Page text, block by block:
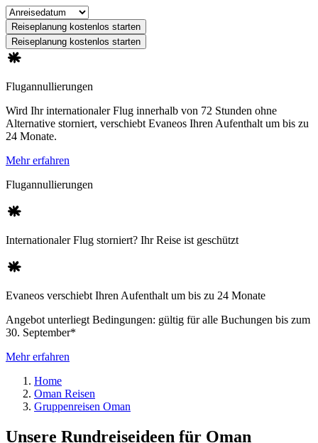
Reiseplanung kostenlos starten
Reiseplanung kostenlos starten
Flugannullierungen
Wird Ihr internationaler Flug innerhalb von 72 Stunden ohne
Alternative storniert, verschiebt Evaneos Ihren Aufenthalt um bis zu
24 Monate.
Mehr erfahren
Flugannullierungen
Internationaler Flug storniert? Ihr Reise ist geschützt
Evaneos verschiebt Ihren Aufenthalt um bis zu 24 Monate
Angebot unterliegt Bedingungen: gültig für alle Buchungen bis zum
30. September*
Mehr erfahren
Home
Oman Reisen
Gruppenreisen Oman
Unsere Rundreiseideen für Oman